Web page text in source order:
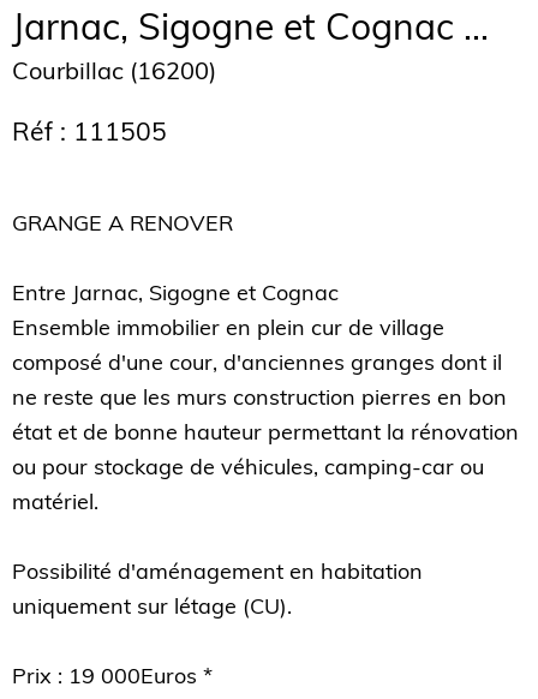
Jarnac, Sigogne et Cognac ...
Courbillac (16200)
Réf : 111505
GRANGE A RENOVER
Entre Jarnac, Sigogne et Cognac
Ensemble immobilier en plein cur de village
composé d'une cour, d'anciennes granges dont il
ne reste que les murs construction pierres en bon
état et de bonne hauteur permettant la rénovation
ou pour stockage de véhicules, camping-car ou
matériel.
Possibilité d'aménagement en habitation
uniquement sur létage (CU).
Prix : 19 000Euros *